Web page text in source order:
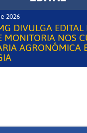
2026
DIVULGA
MONITORIA NOS
AGRONÔMICA